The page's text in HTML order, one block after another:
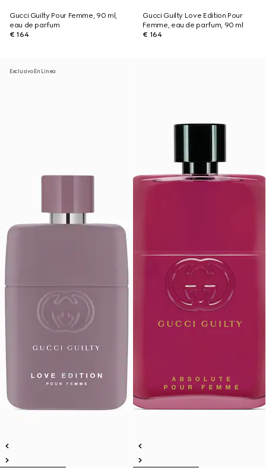
Gucci Guilty Pour Femme, 90 ml,
eau de parfum
€ 164
Gucci Guilty Love Edition Pour
Femme, eau de parfum, 90 ml
€ 164
Exclusivo En Línea